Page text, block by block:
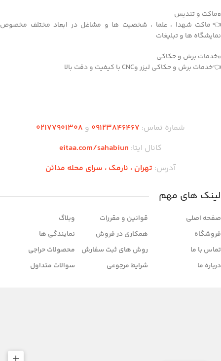
▫️ماکت و تندیس
👈ماکت شهدا ، علما ، شخصیت ها و مشاغل در ابعاد مختلف مخصوص
نمایشگاه ها و تبلیغات
▫️خدمات برش و حکاکی
👈خدمات برش و حکاکی لیزر وCNC با کیفیت و دقت بالا
شماره تماس: ۰۹۱۲۳846467 و ۰2۱77901308
کانال ایتا: eitaa.com/sahabiun
آدرس: تهران ،‌ نارمک ، سرای محله مدائن
لینک های مهم
صفحه اصلی
فروشگاه
تماس با ما
درباره ما
قوانین و مقررات
همکاری در فروش
روش های ثبت سفارش
شرایط مرجوعی
وبلاگ
نمایندگی ها
محصولات حراجی
سوالات متداول